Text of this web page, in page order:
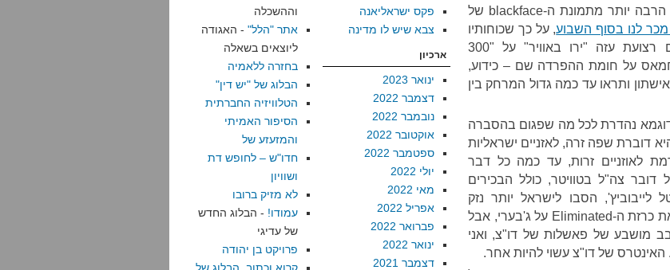
אין ספק שלדובר צה"ל יש בעיות חמורות הרבה יותר מתמונת ה-blackface של
לנו בסוף השבוע, על כך שכוחותיו
שהרגו מפגין פלסטיני לא חמוש בדרום רצועת עזה "ירו באוויר" על "300
על חומת ההפרדה שם – כידוע,
ותראו עד כמה גדול המרחק בין
נהדרת לכל מה שפגום בהסברה
דוברת שפה זרה, לאזניים ישראליות
לאוזניים זרות, עד כמה כל דבר
דובר צה"ל בטוויטר, כולל הבכירים
לייבוביץ', הסבו לישראל יותר נזק
מתועלת, ואני לא יודע מי האידיוט שהפיץ את כרזת ה-Eliminated על ג'בערי, אבל
מושבע של פאשלות של דו"צ, ואני
של דו"צ עשוי להיות אחר.
פקס ישראליאנה
צבא שיש לו מדינה
ארכיון
ינואר 2023
דצמבר 2022
נובמבר 2022
אוקטובר 2022
ספטמבר 2022
יולי 2022
מאי 2022
אפריל 2022
פברואר 2022
ינואר 2022
דצמבר 2021
וההשכלה
אתר "הלל" - האגודה
ליוצאים בשאלה
בחזרה ללאמיה
הבלוג של "יש דין"
הטלוויזיה החברתית
הסיפור האמיתי
והמזעזע של
חדו"ש – לחופש דת
ושוויון
לא מזיק ברובו
עמודו! - הבלוג החדש
של עדיגי
פרויקט בן יהודה